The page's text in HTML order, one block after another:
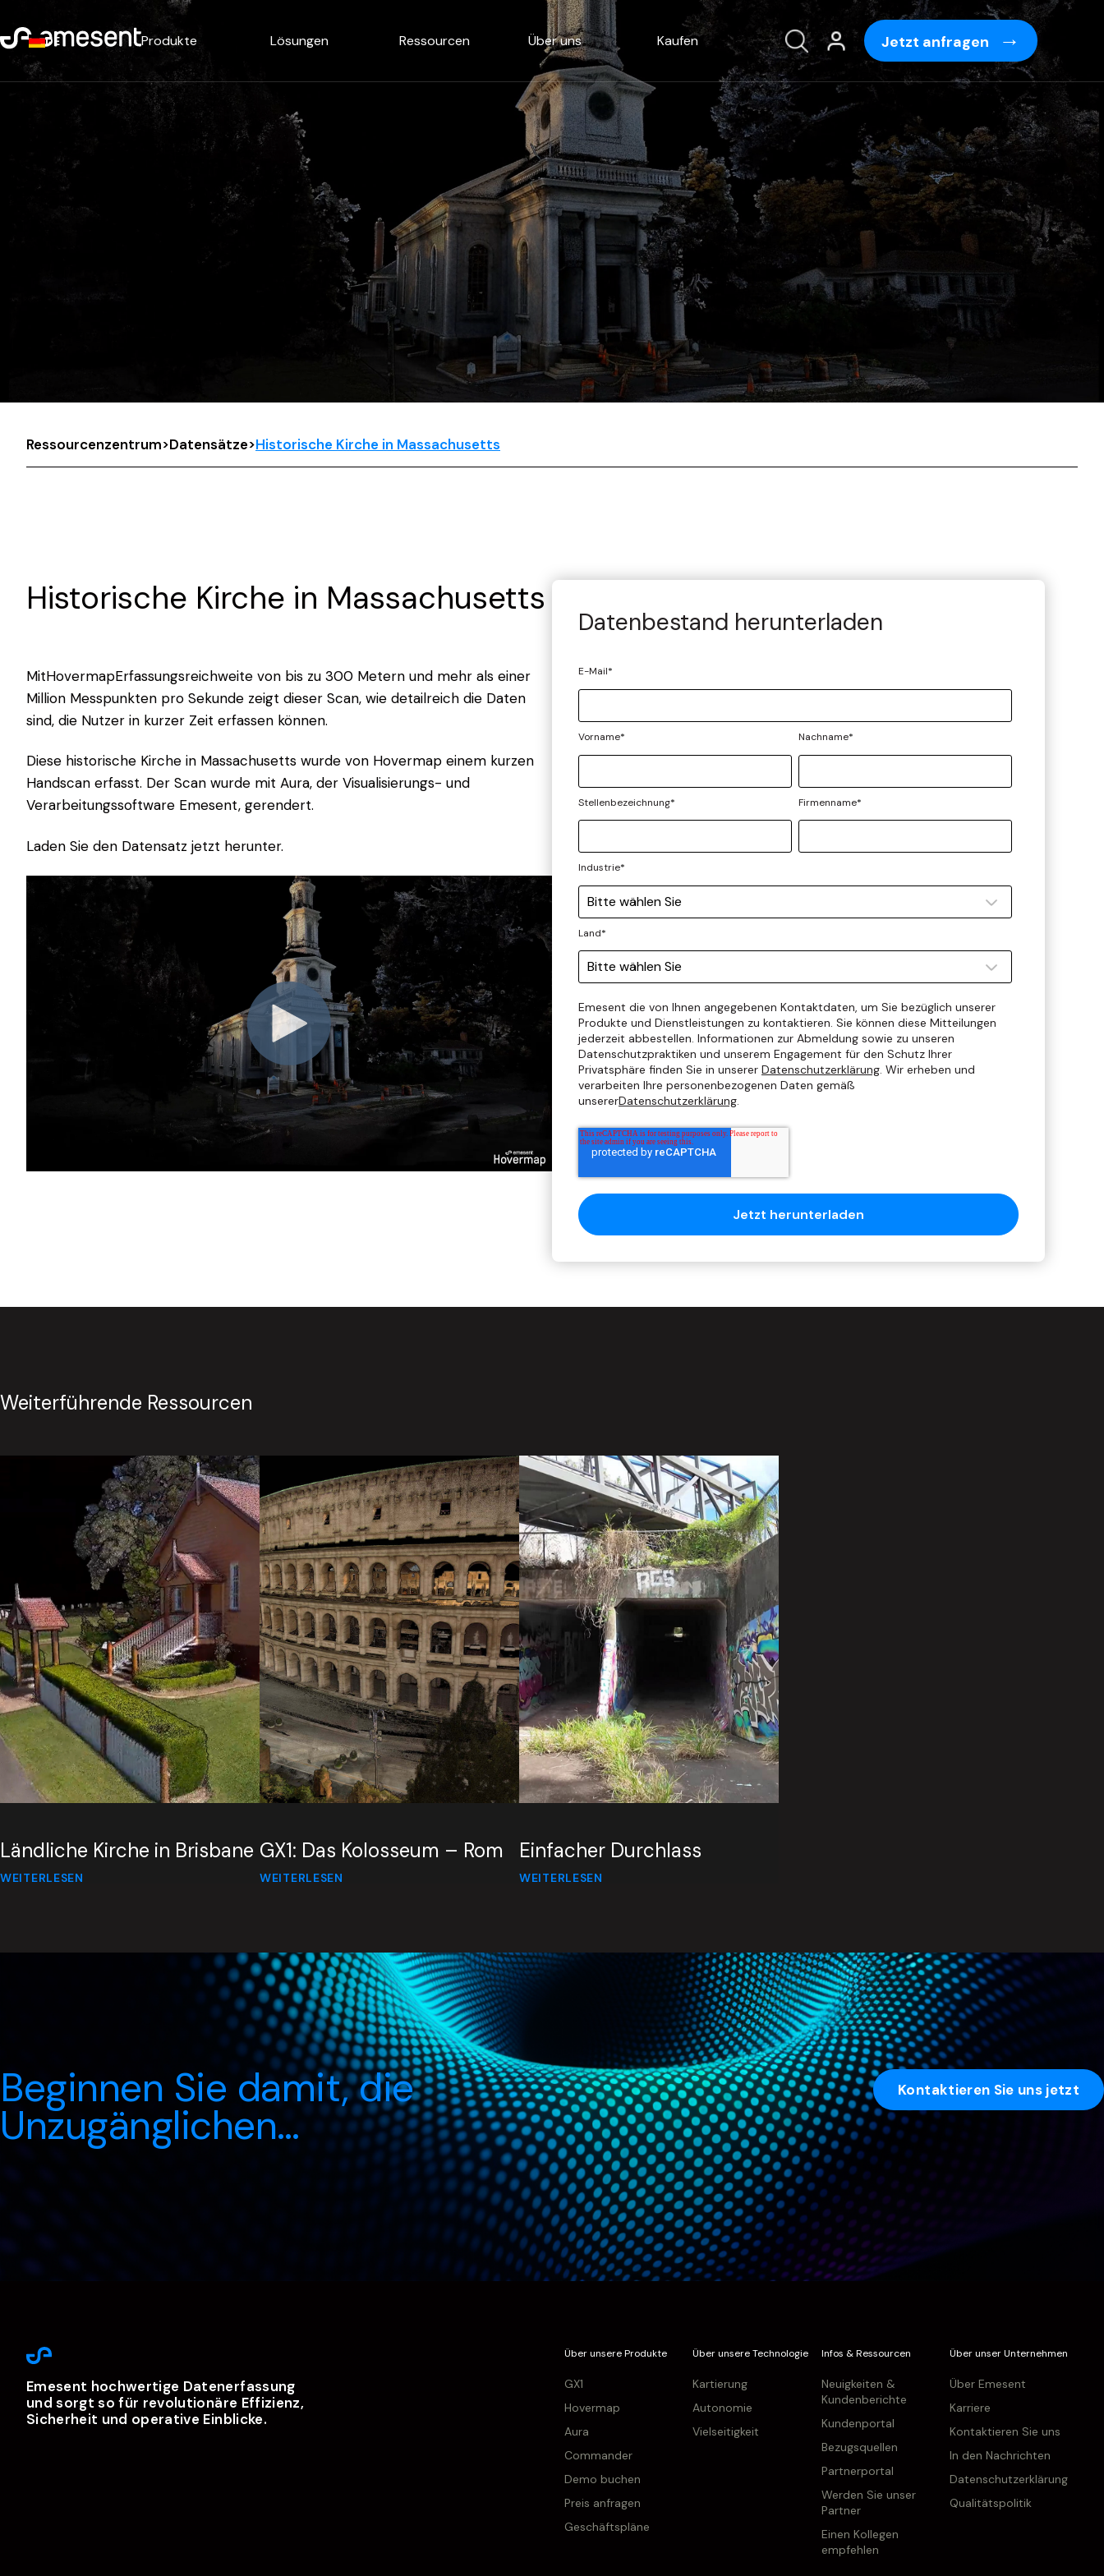
Produkte Lösungen Ressourcen Über uns Kaufen Jetzt anfragen
Ressourcenzentrum>Datensätze>Historische Kirche in Massachusetts
Historische Kirche in Massachusetts
MitHovermapErfassungsreichweite von bis zu 300 Metern und mehr als einer
Million Messpunkten pro Sekunde zeigt dieser Scan, wie detailreich die Daten
sind, die Nutzer in kurzer Zeit erfassen können.
Diese historische Kirche in Massachusetts wurde von Hovermap einem kurzen
Handscan erfasst. Der Scan wurde mit Aura, der Visualisierungs- und
Verarbeitungssoftware Emesent, gerendert.
Laden Sie den Datensatz jetzt herunter.
Datenbestand herunterladen
E-Mail*
Vorname* Nachname*
Stellenbezeichnung* Firmenname*
Industrie*
Land*
Emesent die von Ihnen angegebenen Kontaktdaten, um Sie bezüglich unserer
Produkte und Dienstleistungen zu kontaktieren. Sie können diese Mitteilungen
jederzeit abbestellen. Informationen zur Abmeldung sowie zu unseren
Datenschutzpraktiken und unserem Engagement für den Schutz Ihrer
Privatsphäre finden Sie in unserer Datenschutzerklärung. Wir erheben und
verarbeiten Ihre personenbezogenen Daten gemäß
unsererDatenschutzerklärung.
Weiterführende Ressourcen
Ländliche Kirche in Brisbane
WEITERLESEN
GX1: Das Kolosseum – Rom
WEITERLESEN
Einfacher Durchlass
WEITERLESEN
Beginnen Sie damit, die
Unzugänglichen…
Kontaktieren Sie uns jetzt
Emesent hochwertige Datenerfassung
und sorgt so für revolutionäre Effizienz,
Sicherheit und operative Einblicke.
Über unsere Produkte
GX1
Hovermap
Aura
Commander
Demo buchen
Preis anfragen
Geschäftspläne
Über unsere Technologie
Kartierung
Autonomie
Vielseitigkeit
Infos & Ressourcen
Neuigkeiten &
Kundenberichte
Kundenportal
Bezugsquellen
Partnerportal
Werden Sie unser
Partner
Einen Kollegen
empfehlen
Über unser Unternehmen
Über Emesent
Karriere
Kontaktieren Sie uns
In den Nachrichten
Datenschutzerklärung
Qualitätspolitik
DE